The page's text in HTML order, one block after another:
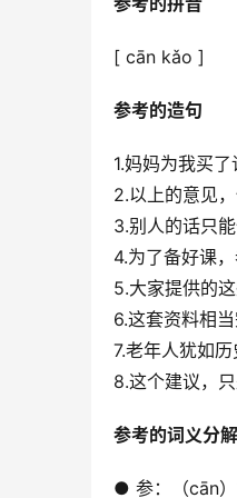
[ cān kǎo ]
参考的造句
1.妈妈为我买了
2.以上的意见
3.别人的话只
4.为了备好课
5.大家提供的
6.这套资料相
7.老年人犹如
8.这个建议，
参考的词义分解
● 参：（cān）